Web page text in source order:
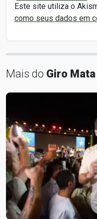
Este site utiliza o
como seus dados em
Mais do Giro